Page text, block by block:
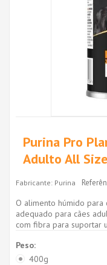
Purina Pro
Adulto All
Fabricante: Purina
O alimento húmido para
adequado para cães
com fibra para suportar
Peso:
400g